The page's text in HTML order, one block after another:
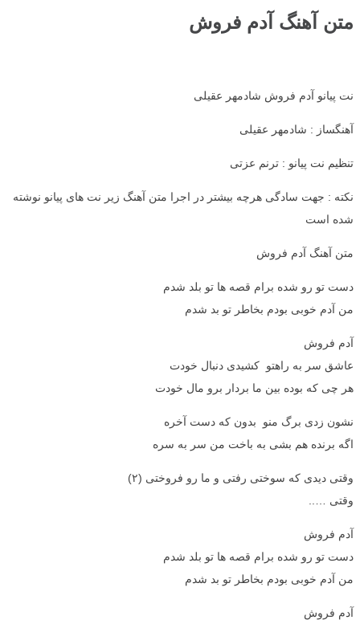
متن آهنگ آدم فروش
نت پیانو آدم فروش شادمهر عقیلی
آهنگساز : شادمهر عقیلی
تنظیم نت پیانو : ترنم عزتی
نکته : جهت سادگی هرچه بیشتر در اجرا متن آهنگ زیر نت های پیانو نوشته
شده است
متن آهنگ آدم فروش
دست تو رو شده برام قصه ها تو بلد شدم
من آدم خوبی بودم بخاطر تو بد شدم
آدم فروش
عاشق سر به راهتو کشیدی دنبال خودت
هر چی که بوده بین ما بردار برو مال خودت
نشون زدی برگ منو
بدون که دست آخره
اگه برنده هم بشی به باخت من سر به سره
وقتی دیدی که سوختی رفتی و ما رو فروختی (۲)
وقتی …..
آدم فروش
دست تو رو شده برام قصه ها تو بلد شدم
من آدم خوبی بودم بخاطر تو بد شدم
آدم فروش